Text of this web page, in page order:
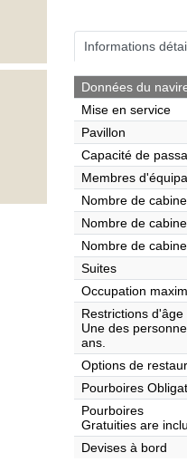
Informations
Données du
Mise en service
Pavillon
Capacité de
Membres
Nombre de
Nombre de
Nombre de
Suites
Occupation
Restrictions d'âge
Une des
ans.
Options de
Pourboires
Pourboires
Gratuities are
Devises à bord